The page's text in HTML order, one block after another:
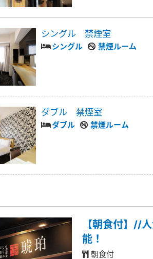
シングル 禁煙室
シングル 禁煙ルーム
ダブル 禁煙室
ダブル 禁煙ルーム
【朝食付】//
能！
朝食付